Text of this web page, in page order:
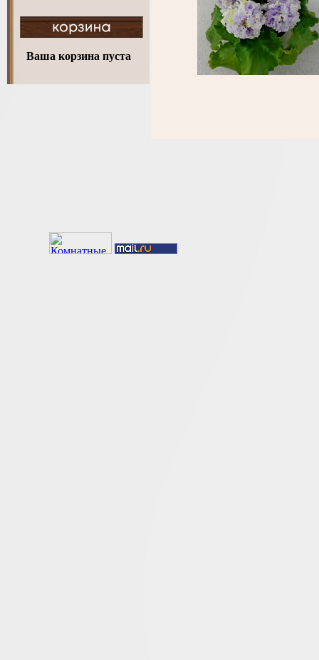
Ваша корзина пуста